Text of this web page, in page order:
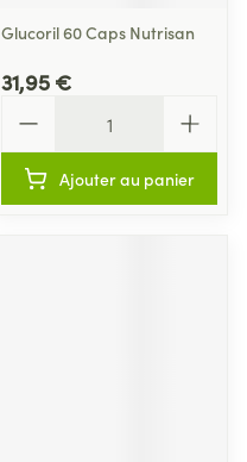
Glucoril 60 Caps Nutrisan
31,95 €
Ajouter au panier